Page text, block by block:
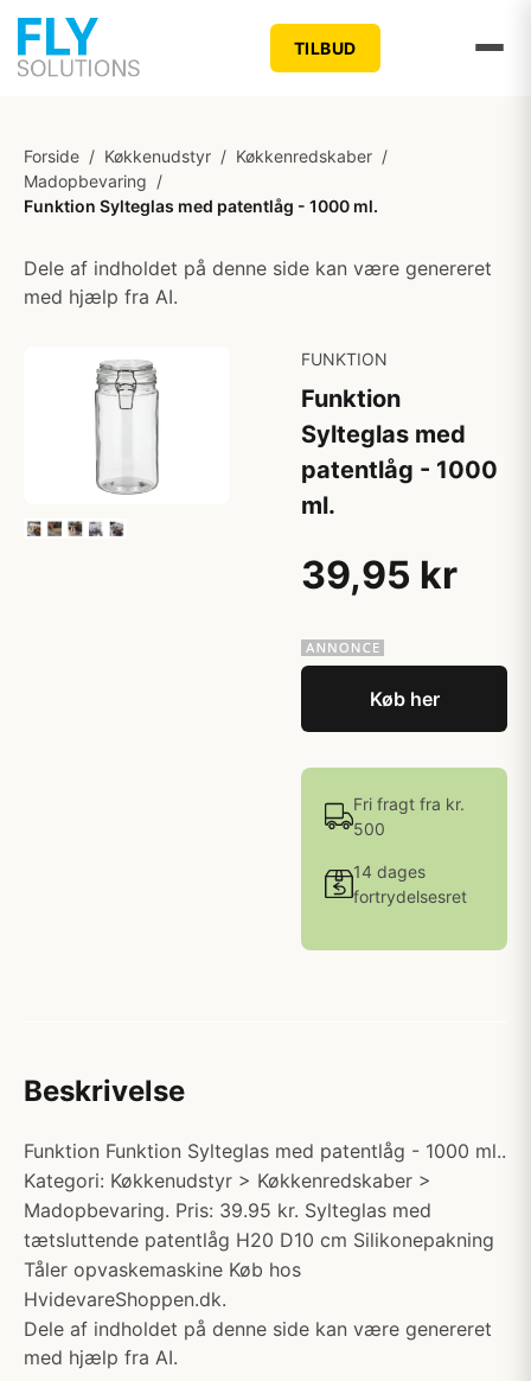
TILBUD
Forside / Køkkenudstyr / Køkkenredskaber /
Madopbevaring /
Funktion Sylteglas med patentlåg - 1000 ml.
Dele af indholdet på denne side kan være genereret
med hjælp fra AI.
FUNKTION
Funktion
Sylteglas med
patentlåg - 1000
ml.
39,95 kr
Køb her
Fri fragt fra kr.
500
14 dages
fortrydelsesret
Beskrivelse
Funktion Funktion Sylteglas med patentlåg - 1000 ml..
Kategori: Køkkenudstyr > Køkkenredskaber >
Madopbevaring. Pris: 39.95 kr. Sylteglas med
tætsluttende patentlåg H20 D10 cm Silikonepakning
Tåler opvaskemaskine Køb hos
HvidevareShoppen.dk.
Dele af indholdet på denne side kan være genereret
med hjælp fra AI.